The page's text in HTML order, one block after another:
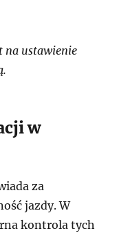
na ustawienie
w
za
jazdy. W
kontrola tych